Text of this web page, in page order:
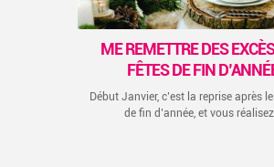
ME REMETTRE DES
FÊTES DE FIN
Début Janvier, c’est la reprise après
de fin d’année, et vous